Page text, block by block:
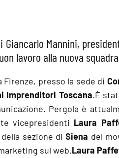
Mannini,
lavoro alla nuova
Firenze, presso la sede di
Imprenditori Toscana.È
Pergola è
vicepresidenti Laura
sezione diSiena del
sul web.Laura